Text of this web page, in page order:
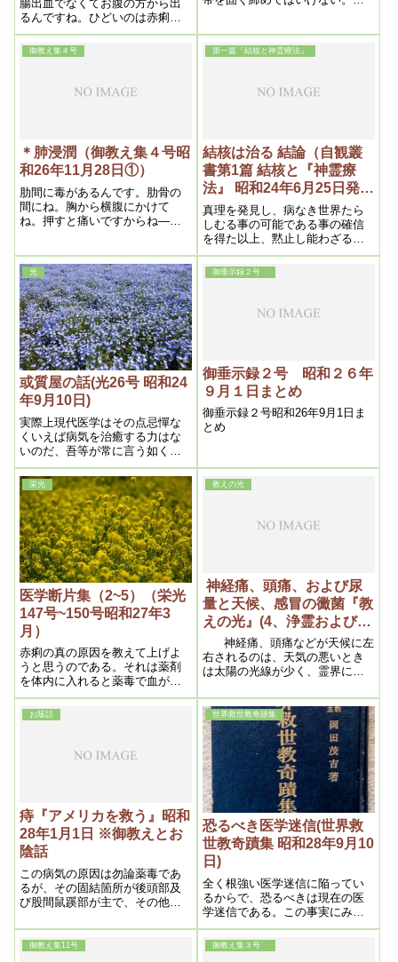
腸出血でなくてお腹の方から出
るんですね。ひどいのは赤痢で
すね。それから、お腹を通らな
いで、肛門から出る——痔出血
ですね。結構なんです。これは
考えていれば良いですね。
締めてはいけない。それから、
腎臓の後も大事ですから背中か
る。それから、これも力を絶対
に抜く様にしてやる
御教え集４号
＊肺浸潤（御教え集４号昭
和26年11月28日①）
肋間に毒があるんです。肋骨の
間にね。胸から横腹にかけて
ね。押すと痛いですからね――
非常に良いんですよ。あんな結
構なものはないですよ。こう言
う処の毒が溶けて、痰になって
出るんですからね
第一篇『結核と神霊療法』
結核は治る 結論（自観叢
書第1篇 結核と『神霊療
法』 昭和24年6月25日発
行）
真理を発見し、病なき世界たら
しむる事の可能である事の確信
を得た以上、黙止し能わざるに
至ったのである。そうして永い
人類史上にも全然見当らない、
私の仕事というものを客観する
ら解放さるる時来ったことを示
光
或質屋の話(光26号 昭和24
年9月10日)
実際上現代医学はその点忌憚な
くいえば病気を治癒する力はな
いのだ、吾等が常に言う如く、
医療は一時的苦痛緩和だけの効
果で、その苦痛緩和の方法が、
実は病気増悪の原因となる事な
ど全然知らないのだから問題は
重大だ。
御垂示録２号
御垂示録２号 昭和２６年
９月１日まとめ
御垂示録２号昭和26年9月1日ま
とめ
栄光
医学断片集（2~5）（栄光
147号~150号昭和27年3
月）
赤痢の真の原因を教えて上げよ
うと思うのである。それは薬剤
を体内に入れると薬毒で血が濁
る。処が現代人は頭脳を酷使す
るから、其毒血は頭脳へ集溜し
固結する。すると浄化作用が起
血は、下降して腸に集中し、肛
あるから実に結構なものであ
り、生命には何等危険はない
教えの光
神経痛、頭痛、および尿
量と天候、感冒の黴菌『教
えの光』(4、浄霊および信
仰上の問題）昭和二十六年
五月二十日)
神経痛、頭痛などが天候に左
右されるのは、天気の悪いとき
は太陽の光線が少く、霊界に火
の圧迫で痛むのである。天候に
左右されるのは固まる痛さであ
る。
お蔭話
痔『アメリカを救う』昭和
28年1月1日 ※御教えとお
陰話
この病気の原因は勿論薬毒であ
るが、その固結箇所が後頭部及
び股間鼠蹊部が主で、その他全
て溶け、肛門部から出ようとす
る。それが脱肛、痔核、出血、
世界救世教奇跡集
恐るべき医学迷信(世界救
世教奇蹟集 昭和28年9月10
日)
全く根強い医学迷信に陥ってい
るからで、恐るべきは現在の医
学迷信である。この事実にみて
忌憚なく言えば、今日の時代は
外容は文化的であっても、結果
から言えば野蛮蒙昧時代といっ
御教え集11号 御教え集３号